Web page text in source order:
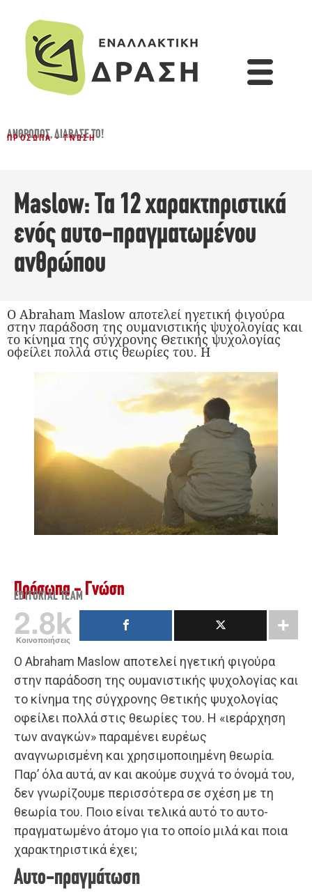
ΆΝΘΡΩΠΟΣ,ΔΙΆΒΑΣΈ ΤΟ!
ΠΡΌΣΩΠΑ - ΓΝΏΣΗ
Maslow: Τα 12 χαρακτηριστικά
ενός αυτο-πραγματωμένου
ανθρώπου
Ο Abraham Maslow αποτελεί ηγετική φιγούρα
στην παράδοση της ουμανιστικής ψυχολογίας και
το κίνημα της σύγχρονης Θετικής ψυχολογίας
οφείλει πολλά στις θεωρίες του. Η
Πρόσωπα - Γνώση
EDITORIAL TEAM
2.8k
Κοινοποιήσεις
Ο Abraham Maslow αποτελεί ηγετική φιγούρα
στην παράδοση της ουμανιστικής ψυχολογίας και
το κίνημα της σύγχρονης Θετικής ψυχολογίας
οφείλει πολλά στις θεωρίες του. Η «ιεράρχηση
των αναγκών» παραμένει ευρέως
αναγνωρισμένη και χρησιμοποιημένη θεωρία.
Παρ’ όλα αυτά, αν και ακούμε συχνά το όνομά του,
δεν γνωρίζουμε περισσότερα σε σχέση με τη
θεωρία του. Ποιο είναι τελικά αυτό το αυτo-
πραγματωμένο άτομο για το οποίο μιλά και ποια
χαρακτηριστικά έχει;
Αυτο-πραγμάτωση